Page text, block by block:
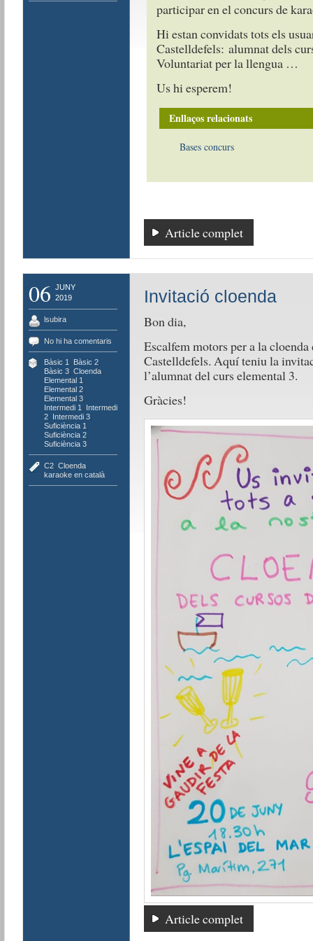
participar en el concurs de
Hi estan convidats tots els
Castelldefels: alumnat dels
Voluntariat per la llengua …
Us hi esperem!
Enllaços relacionats
Bases concurs
Article complet
06 JUNY
2019
lsubira
No hi ha comentaris
Bàsic 1 Bàsic 2,
Bàsic 3, Cloenda,
Elemental 1
Elemental 2,
Elemental 3,
Intermedi 1
Intermedi
2, Intermedi 3,
Suficiència 1
Suficiència 2,
Suficiència 3
C2, Cloenda,
karaoke en català
Invitació cloenda
Bon dia,
Escalfem motors per a la
Castelldefels. Aquí teniu la
l’alumnat del curs elemental 3.
Gràcies!
Article complet